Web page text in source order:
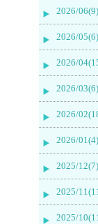
2026/06(9)
2026/05(6)
2026/
2026/03(6)
2026/
2026/01(4)
2025/12(7)
2025/
2025/